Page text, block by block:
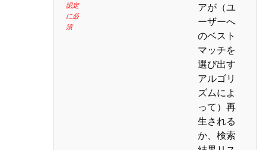
認定
に必
須
アが（ユ
ーザーへ
のベスト
マッチを
選び出す
アルゴリ
ズムによ
って）再
生される
か、検索